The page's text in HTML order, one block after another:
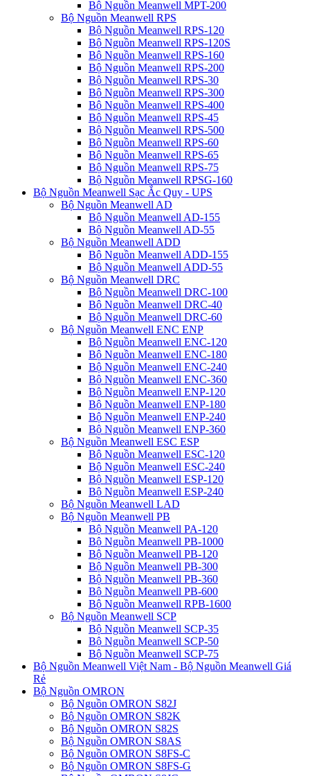
Bộ Nguồn Meanwell MPT-200
Bộ Nguồn Meanwell RPS
Bộ Nguồn Meanwell RPS-120
Bộ Nguồn Meanwell RPS-120S
Bộ Nguồn Meanwell RPS-160
Bộ Nguồn Meanwell RPS-200
Bộ Nguồn Meanwell RPS-30
Bộ Nguồn Meanwell RPS-300
Bộ Nguồn Meanwell RPS-400
Bộ Nguồn Meanwell RPS-45
Bộ Nguồn Meanwell RPS-500
Bộ Nguồn Meanwell RPS-60
Bộ Nguồn Meanwell RPS-65
Bộ Nguồn Meanwell RPS-75
Bộ Nguồn Meanwell RPSG-160
Bộ Nguồn Meanwell Sạc Ắc Quy - UPS
Bộ Nguồn Meanwell AD
Bộ Nguồn Meanwell AD-155
Bộ Nguồn Meanwell AD-55
Bộ Nguồn Meanwell ADD
Bộ Nguồn Meanwell ADD-155
Bộ Nguồn Meanwell ADD-55
Bộ Nguồn Meanwell DRC
Bộ Nguồn Meanwell DRC-100
Bộ Nguồn Meanwell DRC-40
Bộ Nguồn Meanwell DRC-60
Bộ Nguồn Meanwell ENC ENP
Bộ Nguồn Meanwell ENC-120
Bộ Nguồn Meanwell ENC-180
Bộ Nguồn Meanwell ENC-240
Bộ Nguồn Meanwell ENC-360
Bộ Nguồn Meanwell ENP-120
Bộ Nguồn Meanwell ENP-180
Bộ Nguồn Meanwell ENP-240
Bộ Nguồn Meanwell ENP-360
Bộ Nguồn Meanwell ESC ESP
Bộ Nguồn Meanwell ESC-120
Bộ Nguồn Meanwell ESC-240
Bộ Nguồn Meanwell ESP-120
Bộ Nguồn Meanwell ESP-240
Bộ Nguồn Meanwell LAD
Bộ Nguồn Meanwell PB
Bộ Nguồn Meanwell PA-120
Bộ Nguồn Meanwell PB-1000
Bộ Nguồn Meanwell PB-120
Bộ Nguồn Meanwell PB-300
Bộ Nguồn Meanwell PB-360
Bộ Nguồn Meanwell PB-600
Bộ Nguồn Meanwell RPB-1600
Bộ Nguồn Meanwell SCP
Bộ Nguồn Meanwell SCP-35
Bộ Nguồn Meanwell SCP-50
Bộ Nguồn Meanwell SCP-75
Bộ Nguồn Meanwell Việt Nam - Bộ Nguồn Meanwell Giá
Rẻ
Bộ Nguồn OMRON
Bộ Nguồn OMRON S82J
Bộ Nguồn OMRON S82K
Bộ Nguồn OMRON S82S
Bộ Nguồn OMRON S8AS
Bộ Nguồn OMRON S8FS-C
Bộ Nguồn OMRON S8FS-G